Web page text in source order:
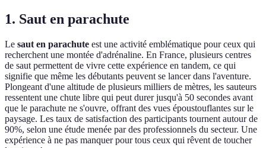
1. Saut en parachute
Le saut en parachute est une activité emblématique pour ceux qui
recherchent une montée d'adrénaline. En France, plusieurs centres
de saut permettent de vivre cette expérience en tandem, ce qui
signifie que même les débutants peuvent se lancer dans l'aventure.
Plongeant d'une altitude de plusieurs milliers de mètres, les sauteurs
ressentent une chute libre qui peut durer jusqu'à 50 secondes avant
que le parachute ne s'ouvre, offrant des vues époustouflantes sur le
paysage. Les taux de satisfaction des participants tournent autour de
90%, selon une étude menée par des professionnels du secteur. Une
expérience à ne pas manquer pour tous ceux qui rêvent de toucher